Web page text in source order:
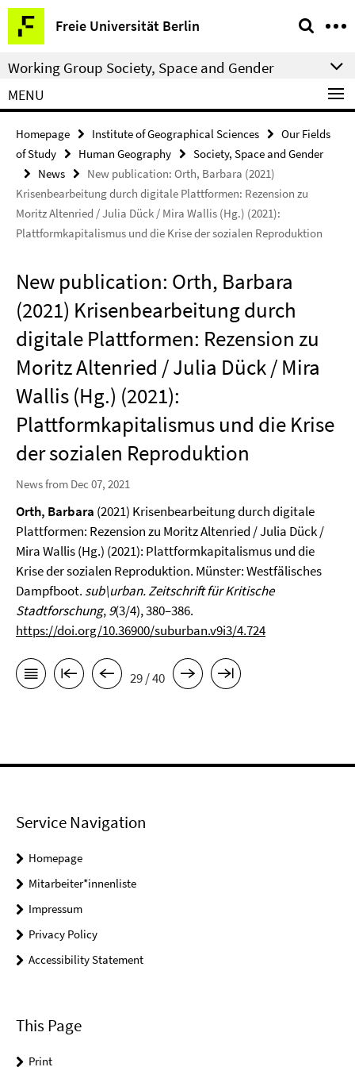
Springe
direkt
zu
Inhalt
Freie Universität Berlin
Service
Navigation
Working Group Society, Space and Gender
MENU
Homepage Institute of Geographical Sciences
Our Fields
of Study
Human Geography
Society, Space and Gender
News
New publication: Orth, Barbara (2021)
Krisenbearbeitung durch digitale Plattformen: Rezension zu
Moritz Altenried / Julia Dück / Mira Wallis (Hg.) (2021):
Plattformkapitalismus und die Krise der sozialen Reproduktion
New publication: Orth, Barbara
(2021) Krisenbearbeitung durch
digitale Plattformen: Rezension zu
Moritz Altenried / Julia Dück / Mira
Wallis (Hg.) (2021):
Plattformkapitalismus und die Krise
der sozialen Reproduktion
News from Dec 07, 2021
Orth, Barbara (2021) Krisenbearbeitung durch digitale
Plattformen: Rezension zu Moritz Altenried / Julia Dück /
Mira Wallis (Hg.) (2021): Plattformkapitalismus und die
Krise der sozialen Reproduktion. Münster: Westfälisches
Dampfboot. sub\urban. Zeitschrift für Kritische
Stadtforschung,9(3/4), 380–386.
https://doi.org/10.36900/suburban.v9i3/4.724
29 / 40
Service Navigation
Homepage
Mitarbeiter*innenliste
Impressum
Privacy Policy
Accessibility Statement
This Page
Print